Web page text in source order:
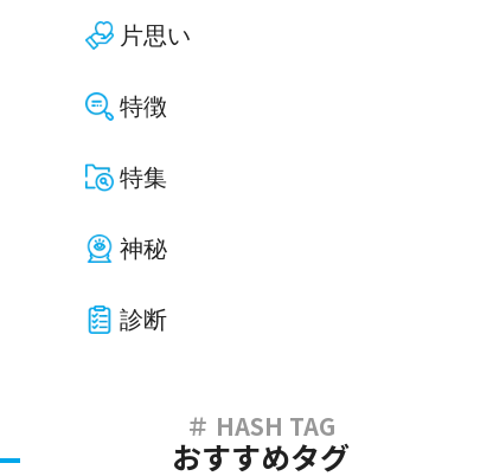
片思い
特徴
特集
神秘
診断
おすすめタグ